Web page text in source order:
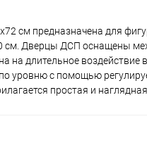
см предназначена для
см. Дверцы ДСП оснащены
на длительное
по уровню с помощью
простая и